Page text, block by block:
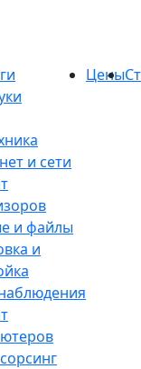
и сети
и файлы
и
Цены